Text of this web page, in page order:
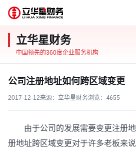
立华星财务
中国领先的360度企业服务机构
公司注册地址如何跨区域变更
2017-12-12来源：立华星财务浏览： 4655
由于公司的发展需要变更注册地
册地址跨区域变更对于许多老板来